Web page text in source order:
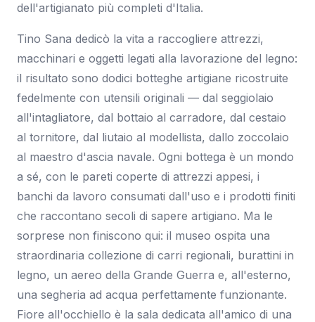
dell'artigianato più completi d'Italia.
Tino Sana dedicò la vita a raccogliere attrezzi,
macchinari e oggetti legati alla lavorazione del legno:
il risultato sono dodici botteghe artigiane ricostruite
fedelmente con utensili originali — dal seggiolaio
all'intagliatore, dal bottaio al carradore, dal cestaio
al tornitore, dal liutaio al modellista, dallo zoccolaio
al maestro d'ascia navale. Ogni bottega è un mondo
a sé, con le pareti coperte di attrezzi appesi, i
banchi da lavoro consumati dall'uso e i prodotti finiti
che raccontano secoli di sapere artigiano. Ma le
sorprese non finiscono qui: il museo ospita una
straordinaria collezione di carri regionali, burattini in
legno, un aereo della Grande Guerra e, all'esterno,
una segheria ad acqua perfettamente funzionante.
Fiore all'occhiello è la sala dedicata all'amico di una